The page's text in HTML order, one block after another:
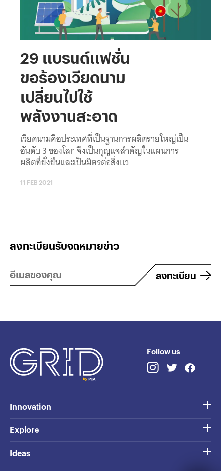
29 แบรนด์แฟชั่น
ขอร้องเวียดนาม
เปลี่ยนไปใช้
พลังงานสะอาด
เวียดนามคือประเทศที่เป็นฐานการผลิตรายใหญ่เป็น
อันดับ 3 ของโลก จึงเป็นกุญแจสำคัญในแผนการ
ผลิตที่ยั่งยืนและเป็นมิตรต่อสิ่งแว
11 FEB 2021
ลงทะเบียนรับจดหมายข่าว
ลงทะเบียน
Follow us
Innovation
Explore
Ideas